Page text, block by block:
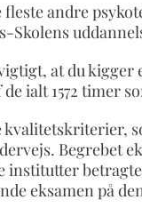
fleste andre
Skolens
at du kigger
ialt 1572 timer
Begrebet
institutter
eksamen på